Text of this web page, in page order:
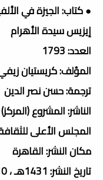
● كتاب: الجيزة في
إيزيس سيدة الأهرام
العدد: 1793
المؤلف: كريستيان
ترجمة: حسن نصر الدين
الناشر: المشروع
المجلس الأعلى
مكان النشر: القاهرة
تاريخ النشر: 1431هـ ، 2010م